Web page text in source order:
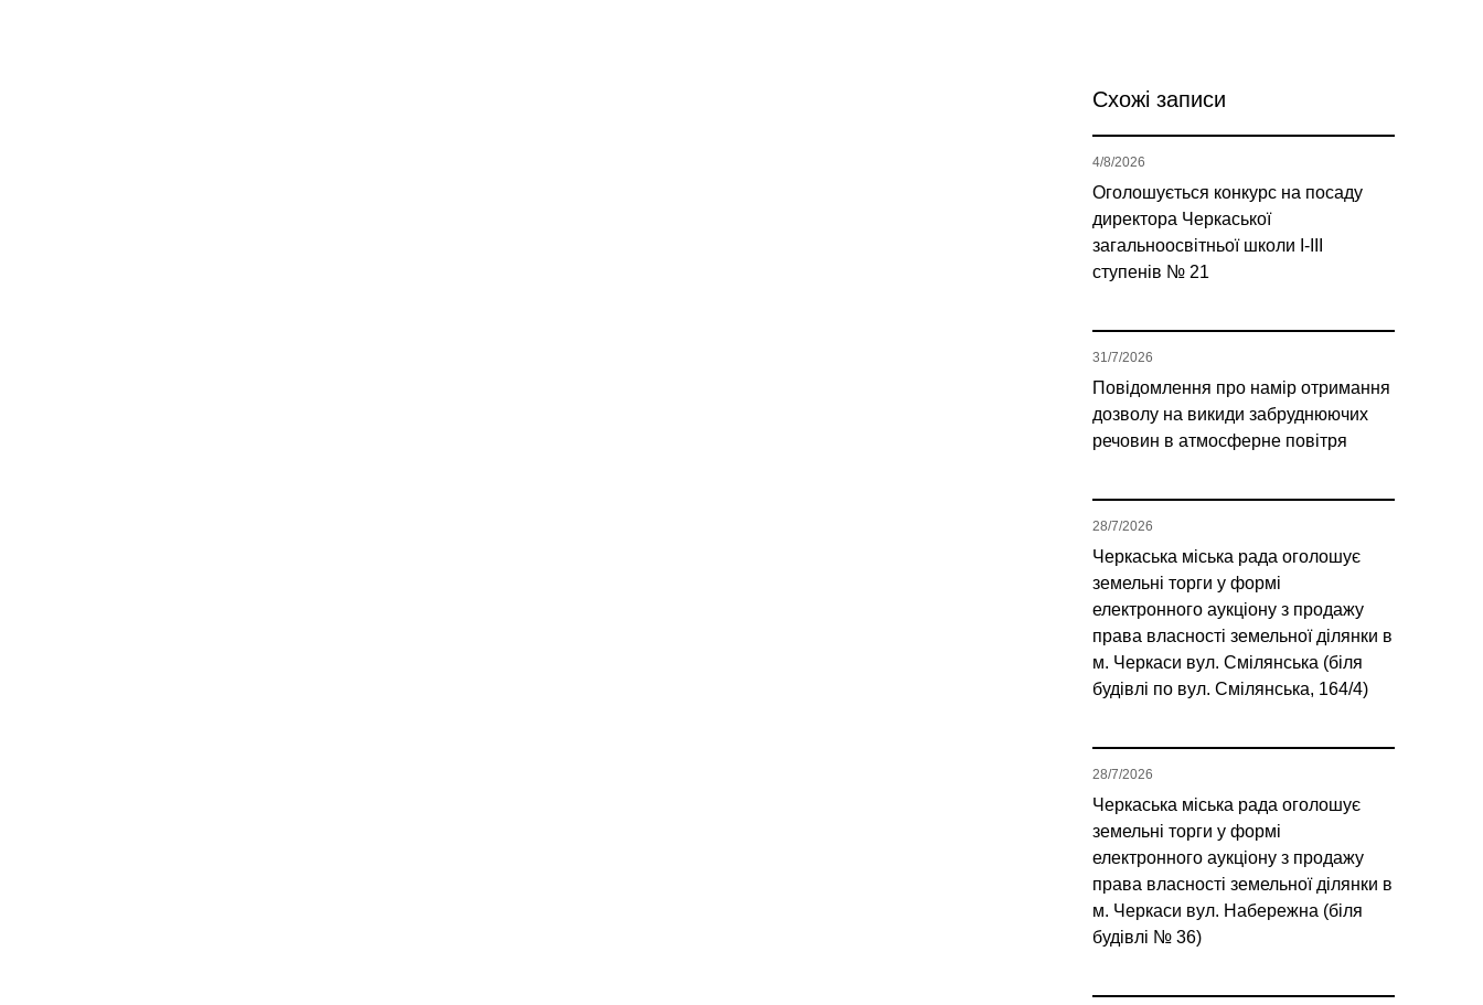
Схожі записи
Оголошується конкурс на посаду
директора Черкаської
загальноосвітньої школи І-ІІІ
ступенів № 21
4/8/2026
Повідомлення про намір отримання
дозволу на викиди забруднюючих
речовин в атмосферне повітря
31/7/2026
Черкаська міська рада оголошує
земельні торги у формі
електронного аукціону з продажу
права власності земельної ділянки в
м. Черкаси вул. Смілянська (біля
будівлі по вул. Смілянська, 164/4)
28/7/2026
Черкаська міська рада оголошує
земельні торги у формі
електронного аукціону з продажу
права власності земельної ділянки в
м. Черкаси вул. Набережна (біля
будівлі № 36)
28/7/2026